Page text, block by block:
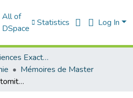
All of
DSpace
Statistics Log In
Faculté des Sciences Exactes et de l'Informatique
Mémoires de Master
Valorisation d’une diatomite de Sig en la fonctionnalisant et son application dans l'adsorption de polluants : Arsenic et chrome